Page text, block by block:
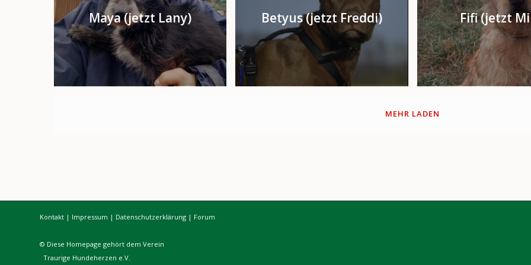
Maya (jetzt Lany) Betyus (jetzt Freddi) Fifi (jetzt
MEHR LADEN
Kontakt | Impressum | Datenschutzerklärung | Forum
© Diese Homepage gehört dem Verein
Traurige Hundeherzen e.V.